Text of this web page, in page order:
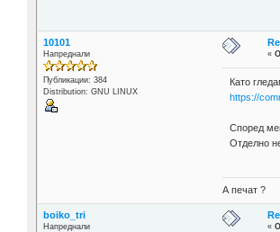
10101
Напреднали
Публикации: 384
Distribution: GNU LINUX
«
Като
https://
Според
Отделно
А печат ?
boiko_tri
Напреднали «